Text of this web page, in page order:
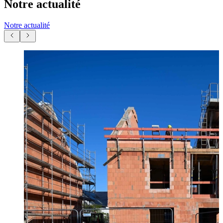
Notre actualité
Notre actualité